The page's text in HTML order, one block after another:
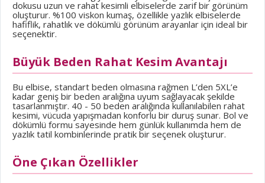
dokusu uzun ve rahat kesimli elbiselerde zarif bir görünüm
oluşturur. %100 viskon kumaş, özellikle yazlık elbiselerde
hafiflik, rahatlık ve dökümlü görünüm arayanlar için ideal bir
seçenektir.
Büyük Beden Rahat Kesim Avantajı
Bu elbise, standart beden olmasına rağmen L’den 5XL’e
kadar geniş bir beden aralığına uyum sağlayacak şekilde
tasarlanmıştır. 40 - 50 beden aralığında kullanılabilen rahat
kesimi, vücuda yapışmadan konforlu bir duruş sunar. Bol ve
dökümlü formu sayesinde hem günlük kullanımda hem de
yazlık tatil kombinlerinde pratik bir seçenek oluşturur.
Öne Çıkan Özellikler